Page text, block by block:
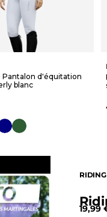
d'équitation
blanc
vert forêt
Prix
19,99